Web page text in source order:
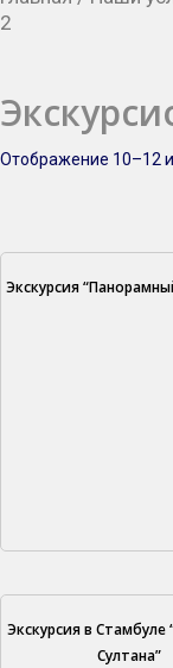
2
Отображение 10–12
Экскурсия
Экскурсия в Стамбуле
Султана”